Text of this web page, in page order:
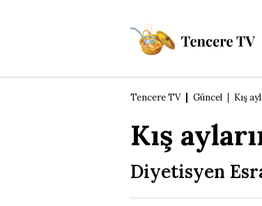
Tencere TV Güncel Kış
Kış
Diyetisyen